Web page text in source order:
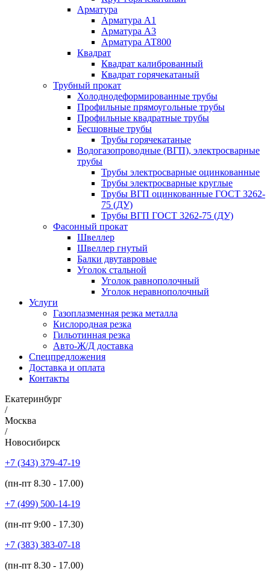
Арматура
Арматура А1
Арматура А3
Арматура АТ800
Квадрат
Квадрат калиброванный
Квадрат горячекатаный
Трубный прокат
Холоднодеформированные трубы
Профильные прямоугольные трубы
Профильные квадратные трубы
Бесшовные трубы
Трубы горячекатаные
Водогазопроводные (ВГП), электросварные
трубы
Трубы электросварные оцинкованные
Трубы электросварные круглые
Трубы ВГП оцинкованные ГОСТ 3262-
75 (ДУ)
Трубы ВГП ГОСТ 3262-75 (ДУ)
Фасонный прокат
Швеллер
Швеллер гнутый
Балки двутавровые
Уголок стальной
Уголок равнополочный
Уголок неравнополочный
Услуги
Газоплазменная резка металла
Кислородная резка
Гильотинная резка
Авто-Ж/Д доставка
Спецпредложения
Доставка и оплата
Контакты
Екатеринбург
/
Москва
/
Новосибирск
+7 (343) 379-47-19
(пн-пт 8.30 - 17.00)
+7 (499) 500-14-19
(пн-пт 9:00 - 17.30)
+7 (383) 383-07-18
(пн-пт 8.30 - 17.00)